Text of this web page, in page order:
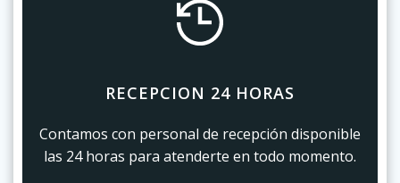
RECEPCION 24 HORAS
Contamos con personal de recepción disponible
las 24 horas para atenderte en todo momento.